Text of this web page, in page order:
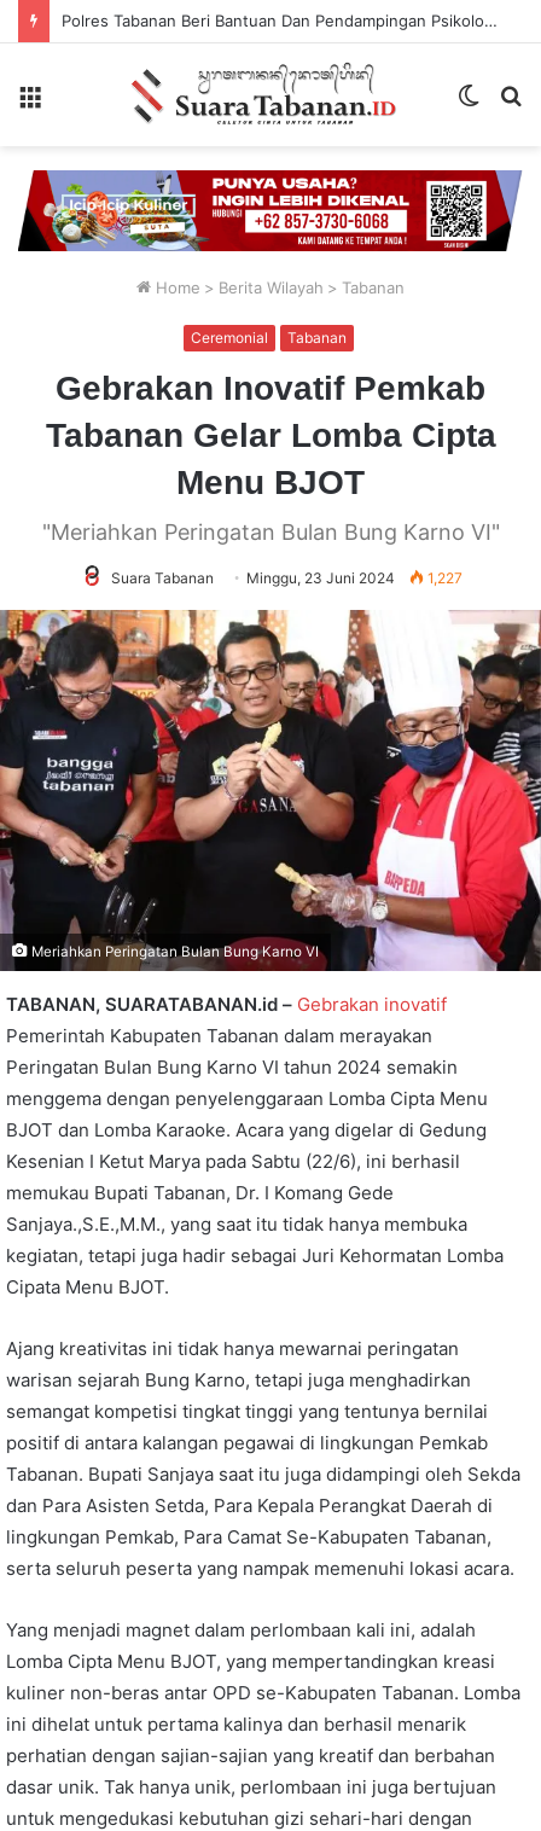
Polres Tabanan Beri Bantuan Dan Pendampingan Psikologis
Switch
Home > Berita Wilayah > Tabanan
Ceremonial Tabanan
Gebrakan Inovatif Pemkab
Tabanan Gelar Lomba Cipta
Menu BJOT
"Meriahkan Peringatan Bulan Bung Karno VI"
Suara Tabanan Minggu, 23 Juni 2024 1,227
Meriahkan Peringatan Bulan Bung Karno VI
TABANAN, SUARATABANAN.id – Gebrakan inovatif
Pemerintah Kabupaten Tabanan dalam merayakan
Peringatan Bulan Bung Karno VI tahun 2024 semakin
menggema dengan penyelenggaraan Lomba Cipta Menu
BJOT dan Lomba Karaoke. Acara yang digelar di Gedung
Kesenian I Ketut Marya pada Sabtu (22/6), ini berhasil
memukau Bupati Tabanan, Dr. I Komang Gede
Sanjaya.,S.E.,M.M., yang saat itu tidak hanya membuka
kegiatan, tetapi juga hadir sebagai Juri Kehormatan Lomba
Cipata Menu BJOT.
Ajang kreativitas ini tidak hanya mewarnai peringatan
warisan sejarah Bung Karno, tetapi juga menghadirkan
semangat kompetisi tingkat tinggi yang tentunya bernilai
positif di antara kalangan pegawai di lingkungan Pemkab
Tabanan. Bupati Sanjaya saat itu juga didampingi oleh Sekda
dan Para Asisten Setda, Para Kepala Perangkat Daerah di
lingkungan Pemkab, Para Camat Se-Kabupaten Tabanan,
serta seluruh peserta yang nampak memenuhi lokasi acara.
Yang menjadi magnet dalam perlombaan kali ini, adalah
Lomba Cipta Menu BJOT, yang mempertandingkan kreasi
kuliner non-beras antar OPD se-Kabupaten Tabanan. Lomba
ini dihelat untuk pertama kalinya dan berhasil menarik
perhatian dengan sajian-sajian yang kreatif dan berbahan
dasar unik. Tak hanya unik, perlombaan ini juga bertujuan
untuk mengedukasi kebutuhan gizi sehari-hari dengan